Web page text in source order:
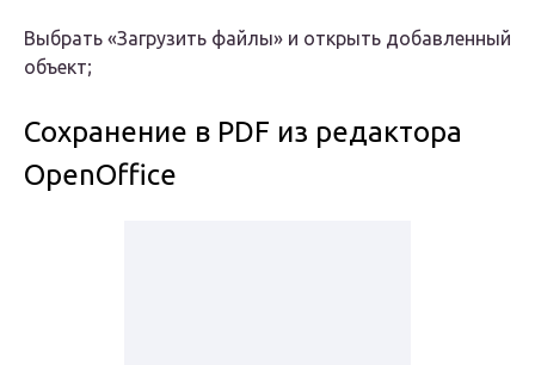
Выбрать «Загрузить файлы» и открыть добавленный
объект;
Сохранение в PDF из редактора
OpenOffice